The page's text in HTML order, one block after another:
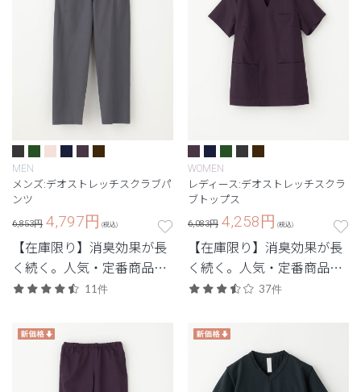
MEN
メンズ:デオストレッチスクラブパ
ンツ
6,853円 4,797円 (税込)
【在庫限り】消臭効果が長
く続く。人気・定番商品の
デオをアップデートした機
11件
WOMEN
レディース:デオストレッチスクラ
ブトップス
6,083円 4,258円 (税込)
【在庫限り】消臭効果が長
く続く。人気・定番商品の
デオをアップデートした機
37件